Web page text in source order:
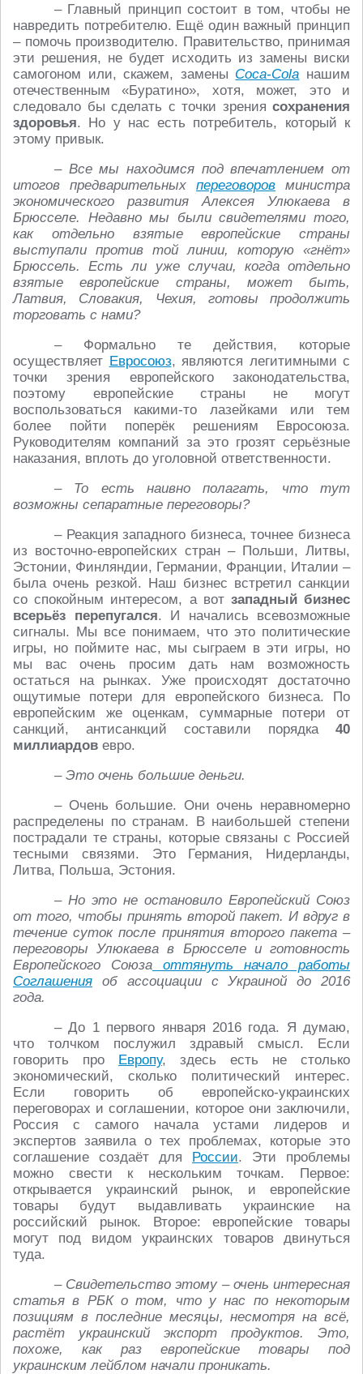
– Главный принцип состоит в том, чтобы не
навредить потребителю. Ещё один важный принцип
– помочь производителю. Правительство, принимая
эти решения, не будет исходить из замены виски
самогоном или, скажем, замены Coca-Cola нашим
отечественным «Буратино», хотя, может, это и
следовало бы сделать с точки зрения сохранения
здоровья. Но у нас есть потребитель, который к
этому привык.
– Все мы находимся под впечатлением от
итогов предварительных переговоров министра
экономического развития Алексея Улюкаева в
Брюсселе. Недавно мы были свидетелями того,
как отдельно взятые европейские страны
выступали против той линии, которую «гнёт»
Брюссель. Есть ли уже случаи, когда отдельно
взятые европейские страны, может быть,
Латвия, Словакия, Чехия, готовы продолжить
торговать с нами?
– Формально те действия, которые
осуществляет Евросоюз, являются легитимными с
точки зрения европейского законодательства,
поэтому европейские страны не могут
воспользоваться какими-то лазейками или тем
более пойти поперёк решениям Евросоюза.
Руководителям компаний за это грозят серьёзные
наказания, вплоть до уголовной ответственности.
– То есть наивно полагать, что тут
возможны сепаратные переговоры?
– Реакция западного бизнеса, точнее бизнеса
из восточно-европейских стран – Польши, Литвы,
Эстонии, Финляндии, Германии, Франции, Италии –
была очень резкой. Наш бизнес встретил санкции
со спокойным интересом, а вот западный бизнес
всерьёз перепугался. И начались всевозможные
сигналы. Мы все понимаем, что это политические
игры, но поймите нас, мы сыграем в эти игры, но
мы вас очень просим дать нам возможность
остаться на рынках. Уже происходят достаточно
ощутимые потери для европейского бизнеса. По
европейским же оценкам, суммарные потери от
санкций, антисанкций составили порядка 40
миллиардов евро.
– Это очень большие деньги.
– Очень большие. Они очень неравномерно
распределены по странам. В наибольшей степени
пострадали те страны, которые связаны с Россией
тесными связями. Это Германия, Нидерланды,
Литва, Польша, Эстония.
– Но это не остановило Европейский Союз
от того, чтобы принять второй пакет. И вдруг в
течение суток после принятия второго пакета –
переговоры Улюкаева в Брюсселе и готовность
Европейского Союза оттянуть начало работы
Соглашения об ассоциации с Украиной до 2016
года.
– До 1 первого января 2016 года. Я думаю,
что толчком послужил здравый смысл. Если
говорить про Европу, здесь есть не столько
экономический, сколько политический интерес.
Если говорить об европейско-украинских
переговорах и соглашении, которое они заключили,
Россия с самого начала устами лидеров и
экспертов заявила о тех проблемах, которые это
соглашение создаёт для России. Эти проблемы
можно свести к нескольким точкам. Первое:
открывается украинский рынок, и европейские
товары будут выдавливать украинские на
российский рынок. Второе: европейские товары
могут под видом украинских товаров двинуться
туда.
– Свидетельство этому – очень интересная
статья в РБК о том, что у нас по некоторым
позициям в последние месяцы, несмотря на всё,
растёт украинский экспорт продуктов. Это,
похоже, как раз европейские товары под
украинским лейблом начали проникать.